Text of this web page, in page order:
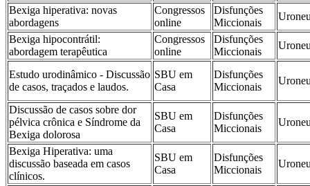
Bexiga hiperativa: novas
abordagens
Congressos
online
Disfunções
Miccionais
Bexiga hipocontrátil:
abordagem terapêutica
Congressos
online
Disfunções
Miccionais
Estudo urodinâmico - Discussão
de casos, traçados e laudos.
SBU em
Casa
Disfunções
Miccionais
Discussão de casos sobre dor
pélvica crônica e Síndrome da
Bexiga dolorosa
SBU em
Casa
Disfunções
Miccionais
Bexiga Hiperativa: uma
discussão baseada em casos
clínicos.
SBU em
Casa
Disfunções
Miccionais